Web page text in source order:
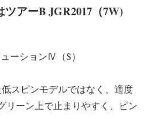
アーB JGR2017（7W)
ーションⅣ（S）
スピンモデルではなく、適度
リーン上で止まりやすく、ピン